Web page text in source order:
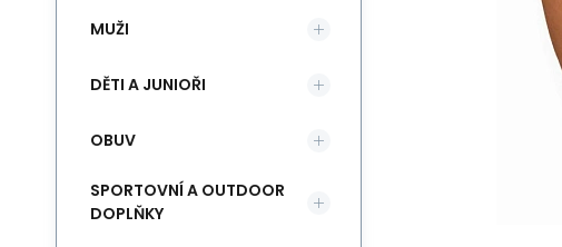
MUŽI
DĚTI A JUNIOŘI
OBUV
SPORTOVNÍ A OUTDOOR
DOPLŇKY